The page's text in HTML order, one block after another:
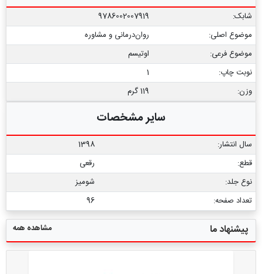
شابک:
9786002007919
موضوع اصلی:
روان‌درمانی و مشاوره
موضوع فرعی:
اوتیسم
نوبت چاپ:
1
وزن:
119 گرم
سایر مشخصات
سال انتشار:
1398
قطع:
رقعی
نوع جلد:
شومیز
تعداد صفحه:
96
پیشنهاد ما مشاهده همه